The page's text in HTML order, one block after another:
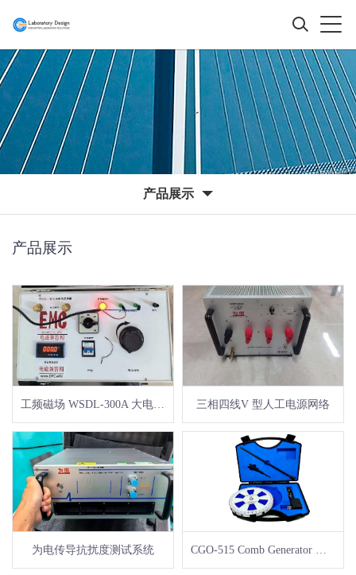
产品展示
产品展示
三相四线V 型人工电源网络
为电传导抗扰度测试系统 CGO-515 Comb Generator 梳妆波发生器 - 辐射参考信号源